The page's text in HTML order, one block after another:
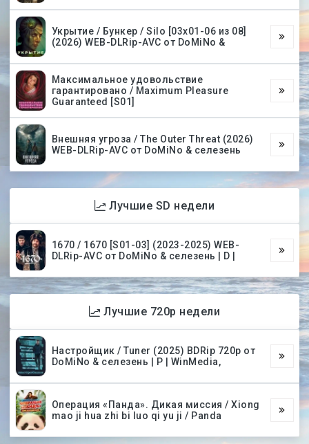
Укрытие / Бункер / Silo [03х01-06 из 08]
(2026) WEB-DLRip-AVC от DoMiNo &
Максимальное удовольствие
гарантировано / Maximum Pleasure
Guaranteed [S01]
Внешняя угроза / The Outer Threat (2026)
WEB-DLRip-AVC от DoMiNo & селезень
Лучшие SD недели
1670 / 1670 [S01-03] (2023-2025) WEB-
DLRip-AVC от DoMiNo & селезень | D |
Лучшие 720p недели
Настройщик / Tuner (2025) BDRip 720p от
DoMiNo & селезень | P | WinMedia,
Операция «Панда». Дикая миссия / Xiong
mao ji hua zhi bi luo qi yu ji / Panda